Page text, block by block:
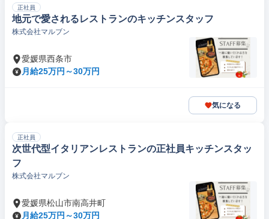
正社員
地元で愛されるレストランのキッチンスタッフ
株式会社マルブン
愛媛県西条市
月給25万円～30万円
気になる
正社員
次世代型イタリアンレストランの正社員キッチンスタッ
フ
株式会社マルブン
愛媛県松山市南高井町
月給25万円～30万円